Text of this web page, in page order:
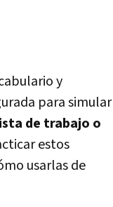
y
para simular
de trabajo o
estos
usarlas de